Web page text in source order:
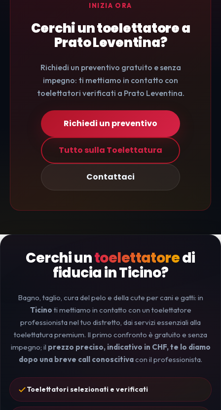
INIZIA ORA
Cerchi un toelettatore a
Prato Leventina?
Richiedi un preventivo gratuito e senza
impegno: ti mettiamo in contatto con
toelettatori verificati a Prato Leventina.
Richiedi un preventivo
Tutto sulla Toelettatura
Contattaci
Cerchi untoelettatoredi
fiducia in Ticino?
Bagno, taglio, cura del pelo e della cute per cani e gatti: in
Ticino ti mettiamo in contatto con un toelettatore
professionista nel tuo distretto, dai servizi essenziali alla
toelettatura premium. Il primo confronto è gratuito e senza
impegno; il prezzo preciso, indicativo in CHF, te lo diamo
dopo una breve call conoscitivacon il professionista.
Toelettatori selezionati e verificati